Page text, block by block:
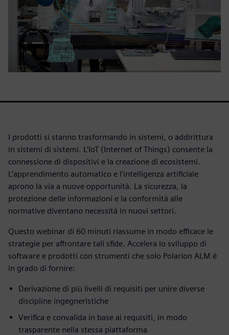
I prodotti si stanno trasformando in sistemi, o addirittura
in sistemi di sistemi. L’IoT (Internet of Things) consente la
connessione di dispositivi e la creazione di ecosistemi.
L’apprendimento automatico e l’intelligenza artificiale
aprono la via a nuove opportunità. La sicurezza, la
protezione delle informazioni e la conformità alle
normative diventano necessità in nuovi settori.
Questo webinar di 60 minuti riassume in modo efficace le
strategie per affrontare tali sfide. Accelera lo sviluppo di
software e prodotti con strumenti che solo Polarion ALM è
in grado di fornire:
Derivazione di più livelli di requisiti per unire diverse
discipline ingegneristiche
Verifica e convalida in base ai requisiti, in modo
trasparente nella stessa piattaforma